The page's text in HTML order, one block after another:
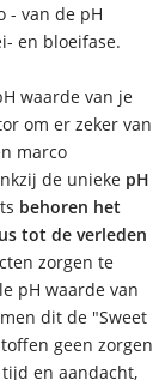
- van de pH
en bloeifase.
waarde van je
om er zeker van
marco
de unieke pH
behoren het
tot de verleden
zorgen te
pH waarde van
dit de "Sweet
geen zorgen
en aandacht,